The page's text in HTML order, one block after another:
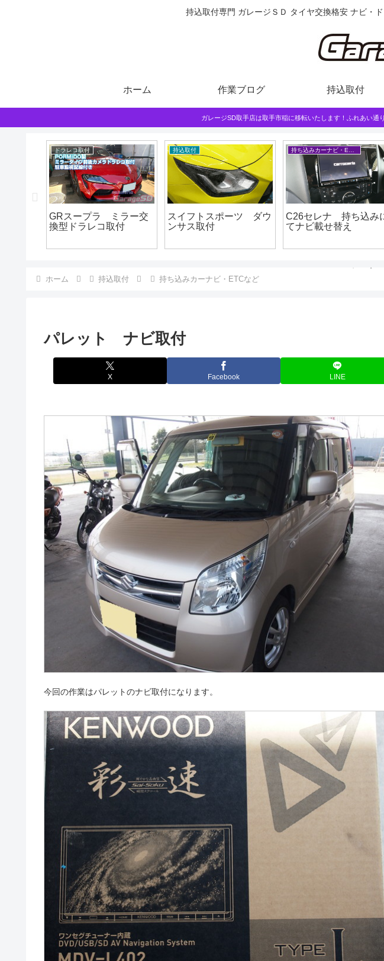
持込取付専門 ガレージＳＤ タイヤ交換格安 ナビ・
ホーム 作業ブログ 持込取付
ガレージSD取手店は取手市稲に移転いたします！ふれあい
ドラレコ取付
GRスープラ ミラー交
換型ドラレコ取付
持込取付
スイフトスポーツ ダウ
ンサス取付
持ち込みカーナビ・ETCなど
C26セレナ 持ち込み
てナビ載せ替え
ホーム 持込取付 持ち込みカーナビ・ETCなど
パレット ナビ取付
X Facebook LINE
今回の作業はパレットのナビ取付になります。